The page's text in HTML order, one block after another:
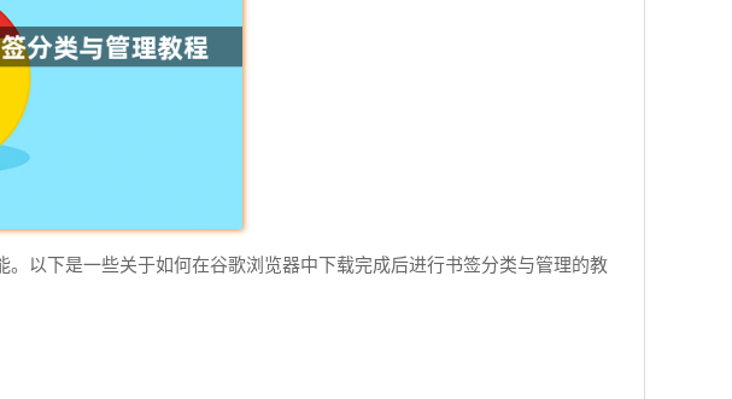
以下是一些关于如何在谷歌浏览器中下载完成后进行书签分类与管理的教